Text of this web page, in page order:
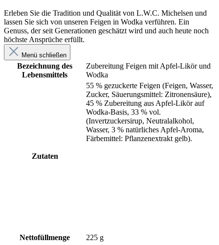
Erleben Sie die Tradition und Qualität von L.W.C. Michelsen und
lassen Sie sich von unseren Feigen in Wodka verführen. Ein
Genuss, der seit Generationen geschätzt wird und auch heute noch
höchste Ansprüche erfüllt.
Menü schließen
Bezeichnung des
Lebensmittels
Zubereitung Feigen mit Apfel-Likör und
Wodka
Zutaten
55 % gezuckerte Feigen (Feigen, Wasser,
Zucker, Säuerungsmittel: Zitronensäure),
45 % Zubereitung aus Apfel-Likör auf
Wodka-Basis, 33 % vol.
(Invertzuckersirup, Neutralalkohol,
Wasser, 3 % natürliches Apfel-Aroma,
Färbemittel: Pflanzenextrakt gelb).
Nettofüllmenge
225 g